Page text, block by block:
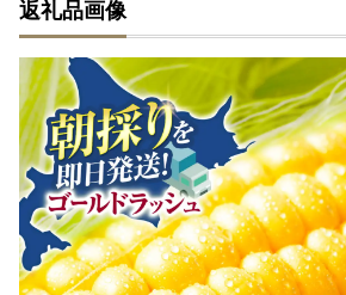
返礼品画像